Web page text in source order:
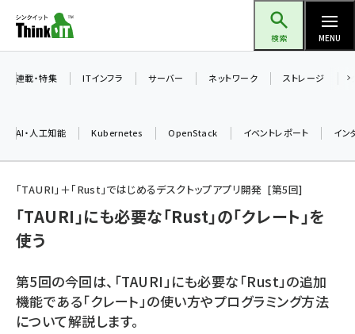
ン
ツ
検索 MENU
加藤銘のチーム貢献～仲間と築いた勝利の絆～ (2338)
drupal (1973)
genai (1501)
連載・特集 ITインフラ サーバー ネットワーク ストレージ
AI・人工知能 Kubernetes OpenStack イベントレポート イン
「TAURI」＋「Rust」ではじめるデスクトップアプリ開発 第5回
「TAURI」にも必要な「Rust」の「クレート」を
使う
第5回の今回は、「TAURI」にも必要な「Rust」の追加
機能である「クレート」の使い方やプログラミング方法
について解説します。